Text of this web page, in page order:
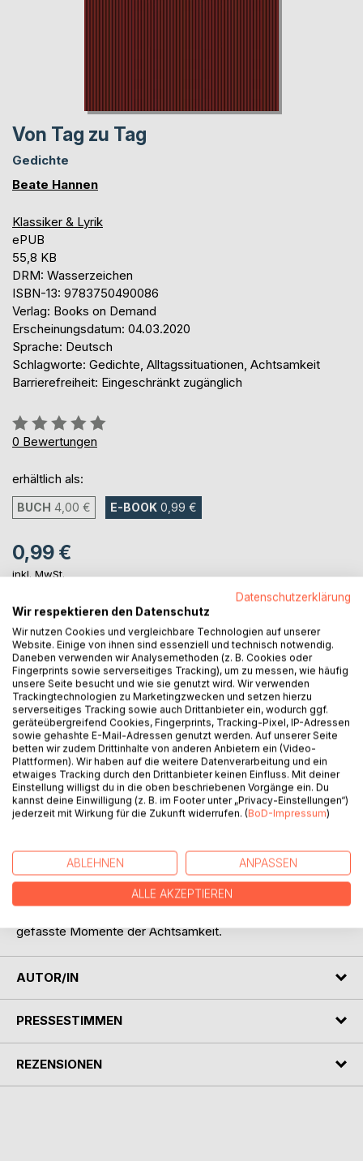
Von Tag zu Tag
Gedichte
Beate Hannen
Klassiker & Lyrik
ePUB
55,8 KB
DRM: Wasserzeichen
ISBN-13: 9783750490086
Verlag: Books on Demand
Erscheinungsdatum: 04.03.2020
Sprache: Deutsch
Schlagworte: Gedichte, Alltagssituationen, Achtsamkeit
Barrierefreiheit: Eingeschränkt zugänglich
Bewertung::
0%
0 Bewertungen
erhältlich als:
BUCH 4,00 € E-BOOK 0,99 €
0,99 €
inkl. MwSt.
IN DEN WARENKORB
Auf die Merkliste
Titel bewerten
Zu unterschiedlichen Tageszeiten leise innehalten und
aufmerksam werden, auf das, was ist - das geschieht in
gefasste Momente der Achtsamkeit.
AUTOR/IN
PRESSESTIMMEN
REZENSIONEN
Datenschutzerklärung
Wir respektieren den Datenschutz
Wir nutzen Cookies und vergleichbare Technologien auf unserer
Website. Einige von ihnen sind essenziell und technisch notwendig.
Daneben verwenden wir Analysemethoden (z. B. Cookies oder
Fingerprints sowie serverseitiges Tracking), um zu messen, wie häufig
unsere Seite besucht und wie sie genutzt wird. Wir verwenden
Trackingtechnologien zu Marketingzwecken und setzen hierzu
serverseitiges Tracking sowie auch Drittanbieter ein, wodurch ggf.
geräteübergreifend Cookies, Fingerprints, Tracking-Pixel, IP-Adressen
sowie gehashte E-Mail-Adressen genutzt werden. Auf unserer Seite
betten wir zudem Drittinhalte von anderen Anbietern ein (Video-
Plattformen). Wir haben auf die weitere Datenverarbeitung und ein
etwaiges Tracking durch den Drittanbieter keinen Einfluss. Mit deiner
Einstellung willigst du in die oben beschriebenen Vorgänge ein. Du
kannst deine Einwilligung (z. B. im Footer unter „Privacy-Einstellungen“)
jederzeit mit Wirkung für die Zukunft widerrufen. (BoD-Impressum)
ABLEHNEN ANPASSEN
ALLE AKZEPTIEREN